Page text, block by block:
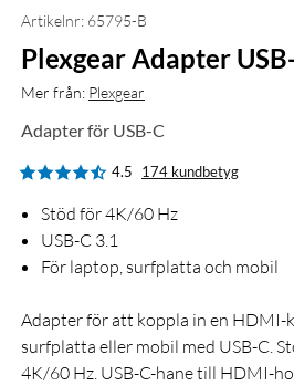
Artikelnr: 65795-B
Plexgear Adapter
Mer från: Plexgear
Adapter för USB-C
4.5 174 kundbetyg
Stöd för 4K/60 Hz
USB-C 3.1
För laptop, surfplatta och mobil
Adapter för att koppla in en HDMI-
surfplatta eller mobil med USB-C.
4K/60 Hz. USB-C-hane till HDMI-